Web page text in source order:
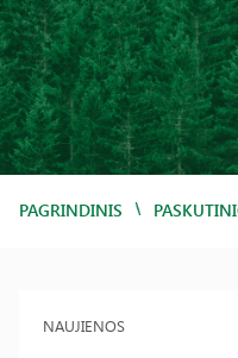
PAGRINDINIS /
NAUJIENOS